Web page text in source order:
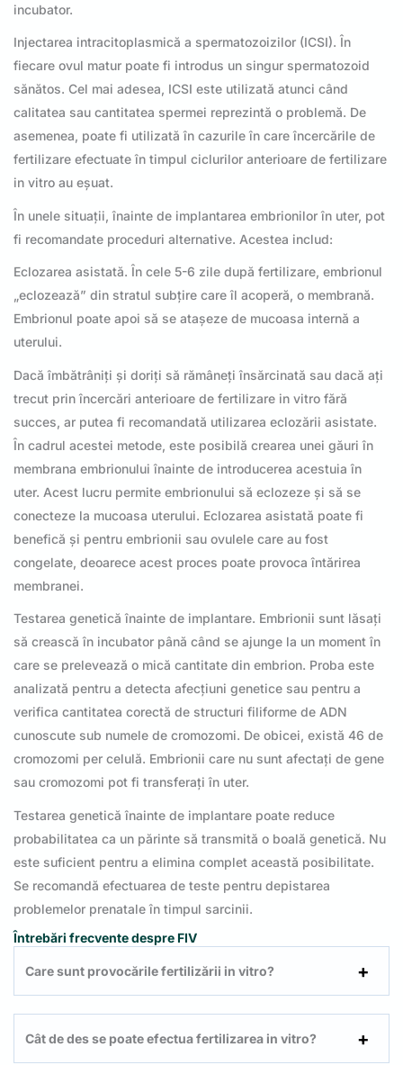
incubator.
Injectarea intracitoplasmică a spermatozoizilor (ICSI). În
fiecare ovul matur poate fi introdus un singur spermatozoid
sănătos. Cel mai adesea, ICSI este utilizată atunci când
calitatea sau cantitatea spermei reprezintă o problemă. De
asemenea, poate fi utilizată în cazurile în care încercările de
fertilizare efectuate în timpul ciclurilor anterioare de fertilizare
in vitro au eșuat.
În unele situații, înainte de implantarea embrionilor în uter, pot
fi recomandate proceduri alternative. Acestea includ:
Eclozarea asistată. În cele 5-6 zile după fertilizare, embrionul
„eclozează” din stratul subțire care îl acoperă, o membrană.
Embrionul poate apoi să se atașeze de mucoasa internă a
uterului.
Dacă îmbătrâniți și doriți să rămâneți însărcinată sau dacă ați
trecut prin încercări anterioare de fertilizare in vitro fără
succes, ar putea fi recomandată utilizarea eclozării asistate.
În cadrul acestei metode, este posibilă crearea unei găuri în
membrana embrionului înainte de introducerea acestuia în
uter. Acest lucru permite embrionului să eclozeze și să se
conecteze la mucoasa uterului. Eclozarea asistată poate fi
benefică și pentru embrionii sau ovulele care au fost
congelate, deoarece acest proces poate provoca întărirea
membranei.
Testarea genetică înainte de implantare. Embrionii sunt lăsați
să crească în incubator până când se ajunge la un moment în
care se prelevează o mică cantitate din embrion. Proba este
analizată pentru a detecta afecțiuni genetice sau pentru a
verifica cantitatea corectă de structuri filiforme de ADN
cunoscute sub numele de cromozomi. De obicei, există 46 de
cromozomi per celulă. Embrionii care nu sunt afectați de gene
sau cromozomi pot fi transferați în uter.
Testarea genetică înainte de implantare poate reduce
probabilitatea ca un părinte să transmită o boală genetică. Nu
este suficient pentru a elimina complet această posibilitate.
Se recomandă efectuarea de teste pentru depistarea
problemelor prenatale în timpul sarcinii.
Întrebări frecvente despre FIV
Care sunt provocările fertilizării in vitro?
Cât de des se poate efectua fertilizarea in vitro?